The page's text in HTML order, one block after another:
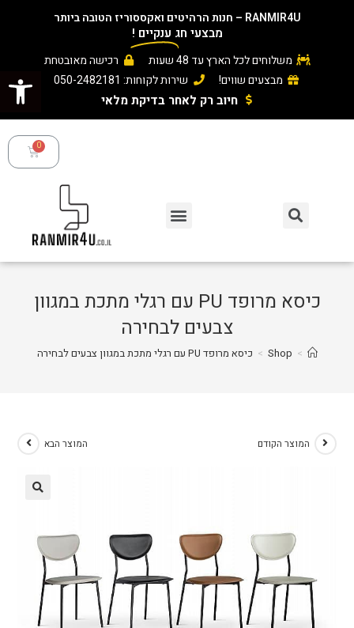
פתח סרגל נגישות
RANMIR4U – חנות הרהיטים ואקססוריז הטובה ביותר
מבצעי חג ענקיים !
משלוחים לכל הארץ עד 48 שעות
רכישה מאובטחת
מבצעים שווים!
שירות לקוחות: 050-2482181
חיוב רק לאחר בדיקת מלאי ​
כיסא מרופד PU עם רגלי מתכת במגוון
צבעים לבחירה
>
Shop
> כיסא מרופד PU עם רגלי מתכת במגוון צבעים לבחירה
המוצר הקודם המוצר הבא